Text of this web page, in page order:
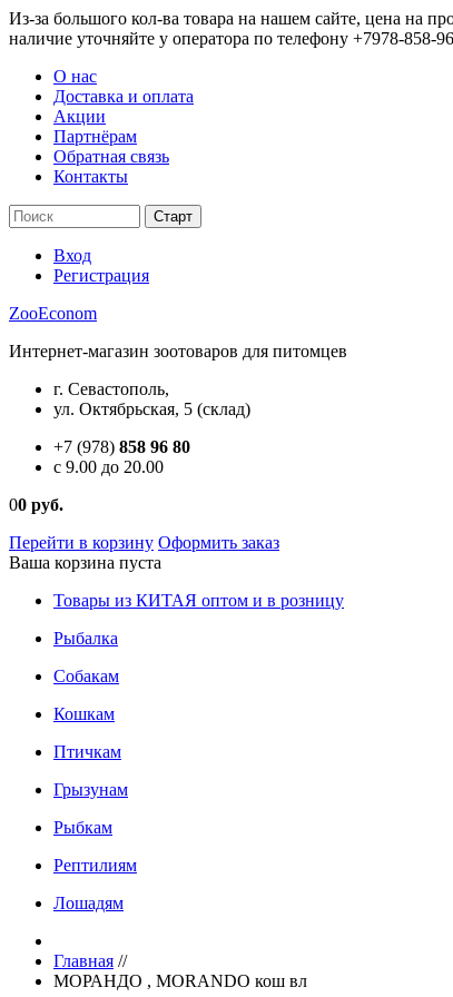
Из-за большого кол-ва товара на нашем сайте, цена на
наличие уточняйте у оператора по телефону +7978-858-
О нас
Доставка и оплата
Акции
Партнёрам
Обратная связь
Контакты
Вход
Регистрация
ZooEconom
Интернет-магазин зоотоваров для питомцев
г. Севастополь,
ул. Октябрьская, 5 (склад)
+7 (978) 858 96 80
c 9.00 до 20.00
00 руб.
Перейти в корзину Оформить заказ
Ваша корзина пуста
Товары из КИТАЯ оптом и в розницу
Рыбалка
Собакам
Кошкам
Птичкам
Грызунам
Рыбкам
Рептилиям
Лошадям
Главная //
МОРАНДО , MORANDO кош вл